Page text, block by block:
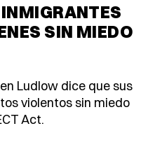
SIN MIEDO
Ludlow dice que sus
violentos sin miedo
Act.